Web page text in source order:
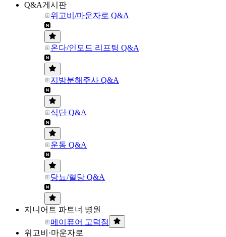
Q&A게시판
위고비/마운자로 Q&A
온다/인모드 리프팅 Q&A
지방분해주사 Q&A
식단 Q&A
운동 Q&A
당뇨/혈당 Q&A
지니어트 파트너 병원
메이퓨어 고덕점
위고비·마운자로